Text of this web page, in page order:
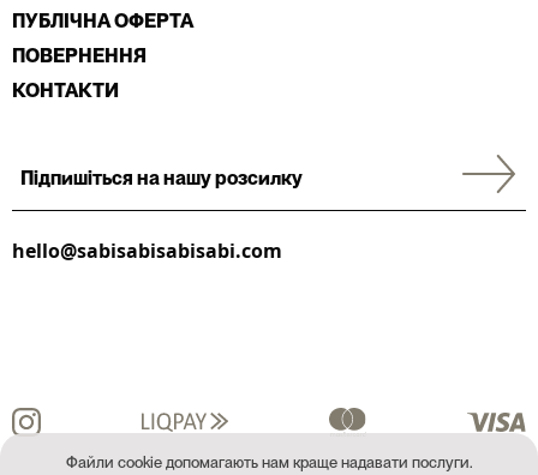
ПУБЛІЧНА ОФЕРТА
ПОВЕРНЕННЯ
КОНТАКТИ
hello@sabisabisabisabi.com
Файли cookie допомагають нам краще надавати послуги.